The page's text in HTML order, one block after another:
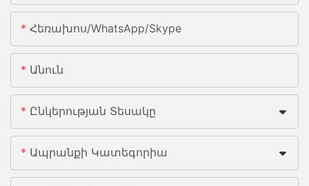
Հեռախոս/whatsApp/skype
Անուն
Ընկերության Տեսակը
Ապրանքի Կատեգորիա